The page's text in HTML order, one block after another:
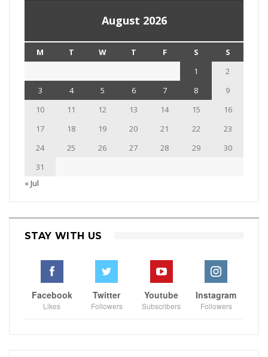
August 2026
M T W T F S
S
1
2
3
4 5 6 7 8
9
10
11 12 13 14 15
16
17
18 19 20 21 22
23
24
25 26 27 28 29
30
31
« Jul
STAY WITH US
Facebook
Likes
Twitter
Followers
Youtube
Subscribers
Instagram
Followers